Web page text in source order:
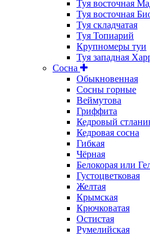
Туя восточная
Туя восточная
Туя складчатая
Туя Топиарий
Крупномеры туи
Туя западная
Сосна
Обыкновенная
Сосны горные
Веймутова
Гриффита
Кедровый
Кедровая сосна
Гибкая
Чёрная
Белокорая или
Густоцветковая
Желтая
Крымская
Крючковатая
Остистая
Румелийская